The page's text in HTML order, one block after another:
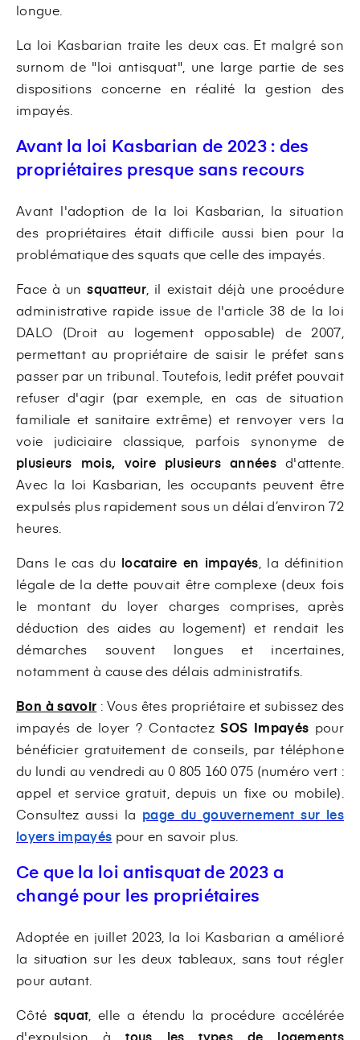
longue.
La loi Kasbarian traite les deux cas. Et malgré son
surnom de "loi antisquat", une large partie de ses
dispositions concerne en réalité la gestion des
impayés.
Avant la loi Kasbarian de 2023 : des
propriétaires presque sans recours
Avant l'adoption de la loi Kasbarian, la situation
des propriétaires était difficile aussi bien pour la
problématique des squats que celle des impayés.
Face à unsquatteur , il existait déjà une procédure
administrative rapide issue de l'article 38 de la loi
DALO (Droit au logement opposable) de 2007,
permettant au propriétaire de saisir le préfet sans
passer par un tribunal. Toutefois, ledit préfet pouvait
refuser d'agir (par exemple, en cas de situation
familiale et sanitaire extrême) et renvoyer vers la
voie judiciaire classique, parfois synonyme de
plusieurs mois, voire plusieurs annéesd'attente.
Avec la loi Kasbarian, les occupants peuvent être
expulsés plus rapidement sous un délai d’environ 72
heures.
Dans le cas du locataire en impayés , la définition
légale de la dette pouvait être complexe (deux fois
le montant du loyer charges comprises, après
déduction des aides au logement) et rendait les
démarches souvent longues et incertaines,
notamment à cause des délais administratifs.
Bon à savoir : Vous êtes propriétaire et subissez des
impayés de loyer ? ContactezSOS Impayés pour
bénéficier gratuitement de conseils, par téléphone
du lundi au vendredi au 0 805 160 075 (numéro vert :
appel et service gratuit, depuis un fixe ou mobile).
Consultez aussi la page du gouvernement sur les
loyers impayés pour en savoir plus.
Ce que la loi antisquat de 2023 a
changé pour les propriétaires
Adoptée en juillet 2023, la loi Kasbarian a amélioré
la situation sur les deux tableaux, sans tout régler
pour autant.
Côté squat , elle a étendu la procédure accélérée
d'expulsion àtous les types de logements